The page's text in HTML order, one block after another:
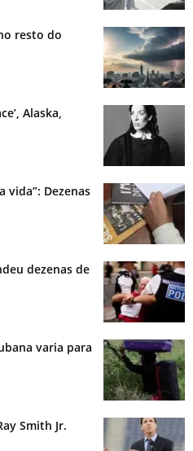
resto do
Alaska,
vida”: Dezenas
dezenas de
varia para
Smith Jr.